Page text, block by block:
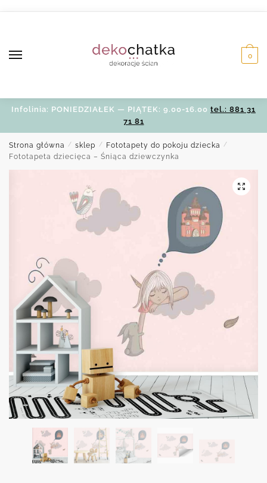
0
Infolinia: PONIEDZIAŁEK — PIĄTEK: 9.00-16.00 tel.: 881 31
71 81
Strona główna / sklep / Fototapety do pokoju dziecka /
Fototapeta dziecięca – Śniąca dziewczynka